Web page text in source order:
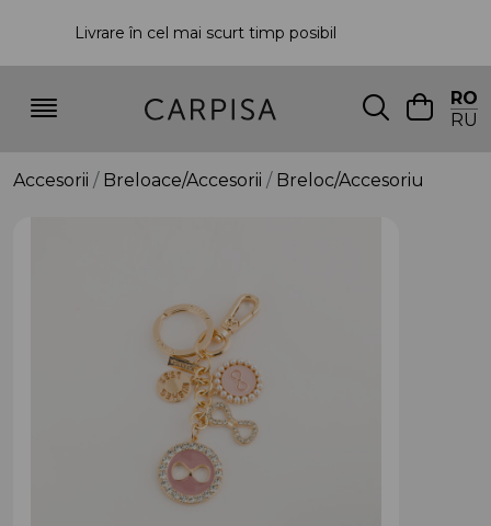
Livrare în cel mai scurt timp posibil
RO
RU
Accesorii Breloace/Accesorii Breloc/Accesoriu